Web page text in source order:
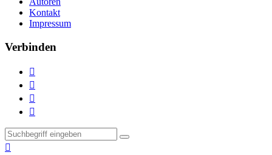
Kontakt
Impressum
Verbinden




